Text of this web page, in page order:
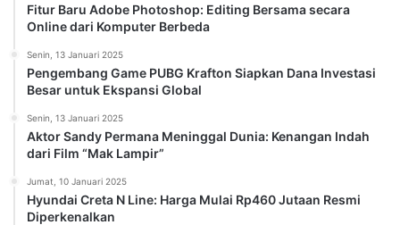
Fitur Baru Adobe Photoshop: Editing Bersama secara
Online dari Komputer Berbeda
Senin, 13 Januari 2025
Pengembang Game PUBG Krafton Siapkan Dana Investasi
Besar untuk Ekspansi Global
Senin, 13 Januari 2025
Aktor Sandy Permana Meninggal Dunia: Kenangan Indah
dari Film “Mak Lampir”
Jumat, 10 Januari 2025
Hyundai Creta N Line: Harga Mulai Rp460 Jutaan Resmi
Diperkenalkan